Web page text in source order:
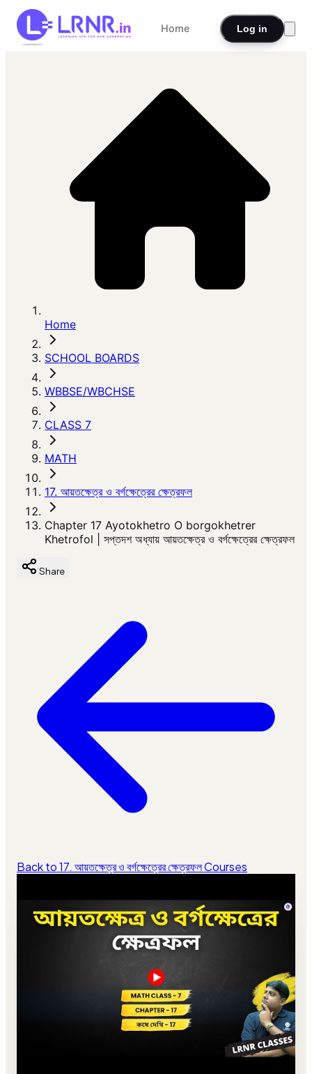
Home Log in
Home
SCHOOL BOARDS
WBBSE/WBCHSE
CLASS 7
MATH
17. আয়তক্ষেত্র ও বর্গক্ষেত্রের ক্ষেত্রফল
Chapter 17 Ayotokhetro O borgokhetrer
Khetrofol | সপ্তদশ অধ্যায় আয়তক্ষেত্র ও বর্গক্ষেত্রের ক্ষেত্রফল
Share
Back to 17. আয়তক্ষেত্র ও বর্গক্ষেত্রের ক্ষেত্রফল Courses